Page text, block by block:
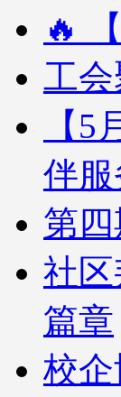
🔥
工
【
伴
第
社
篇章
校